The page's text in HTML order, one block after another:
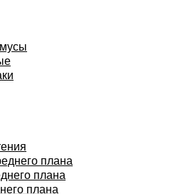
плана
плана
плана